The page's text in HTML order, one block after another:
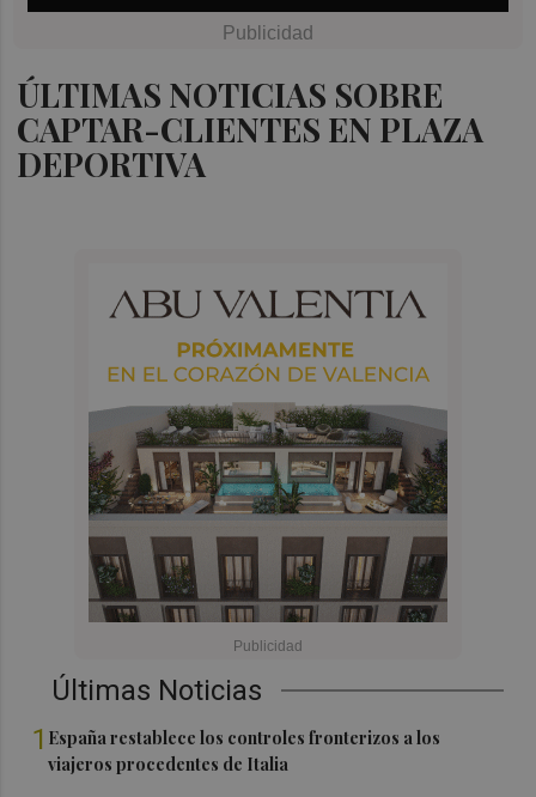
ÚLTIMAS NOTICIAS SOBRE
CAPTAR-CLIENTES EN PLAZA
DEPORTIVA
Últimas Noticias
1 España restablece los controles fronterizos a los
viajeros procedentes de Italia